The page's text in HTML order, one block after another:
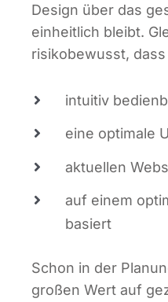
Design über das
ein­heit­lich bleibt.
risi­ko­be­wusst,
intui­tiv
eine opti­ma­le
aktu­el­len
auf einem
basiert
Schon in der
gro­ßen Wert auf